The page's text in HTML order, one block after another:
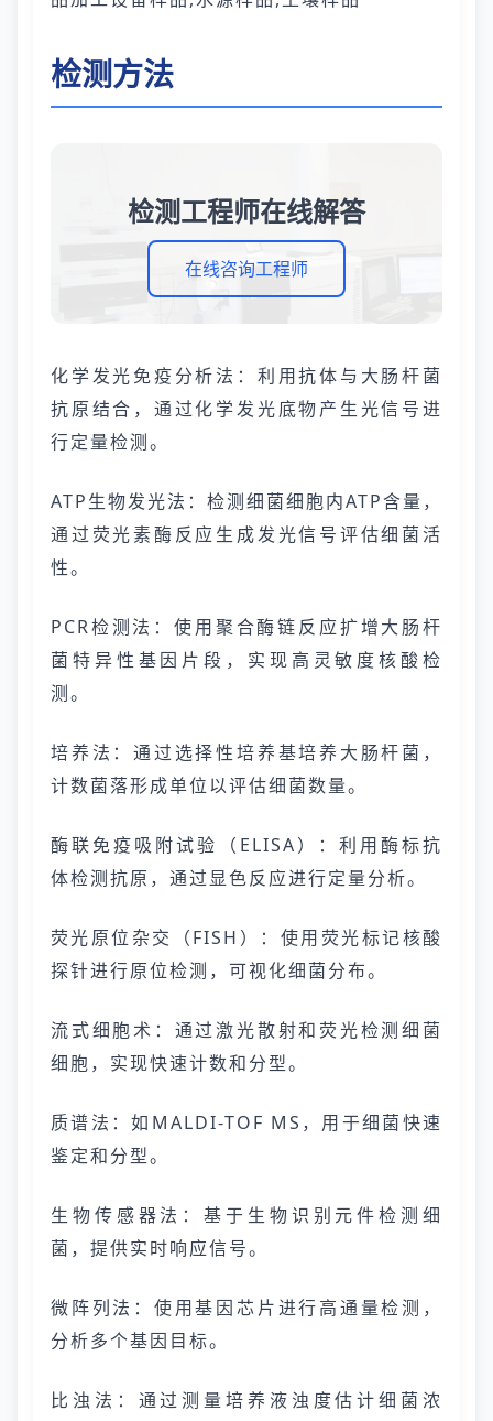
检测方法
检测工程师在线解答
在线咨询工程师
化学发光免疫分析法：利用抗体与大肠杆菌
抗原结合，通过化学发光底物产生光信号进
行定量检测。
ATP生物发光法：检测细菌细胞内ATP含量，
通过荧光素酶反应生成发光信号评估细菌活
性。
PCR检测法：使用聚合酶链反应扩增大肠杆
菌特异性基因片段，实现高灵敏度核酸检
测。
培养法：通过选择性培养基培养大肠杆菌，
计数菌落形成单位以评估细菌数量。
酶联免疫吸附试验（ELISA）：利用酶标抗
体检测抗原，通过显色反应进行定量分析。
荧光原位杂交（FISH）：使用荧光标记核酸
探针进行原位检测，可视化细菌分布。
流式细胞术：通过激光散射和荧光检测细菌
细胞，实现快速计数和分型。
质谱法：如MALDI-TOF MS，用于细菌快速
鉴定和分型。
生物传感器法：基于生物识别元件检测细
菌，提供实时响应信号。
微阵列法：使用基因芯片进行高通量检测，
分析多个基因目标。
比浊法：通过测量培养液浊度估计细菌浓